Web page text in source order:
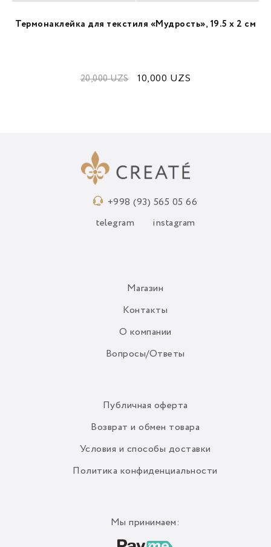
Термонаклейка для текстиля «Мудрость», 19.5 х 2 см
20,000UZS 10,000 UZS
+998 (93) 565 05 66
telegram instagram
Магазин
Контакты
О компании
Вопросы/Ответы
Публичная оферта
Возврат и обмен товара
Условия и способы доставки
Политика конфиденциальности
Мы принимаем: